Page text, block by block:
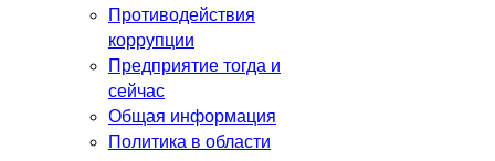
Противодействия
коррупции
Предприятие тогда и
сейчас
Общая информация
Политика в области